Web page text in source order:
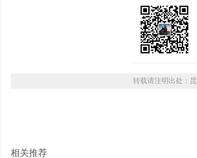
转载请注明出处：
相关推荐